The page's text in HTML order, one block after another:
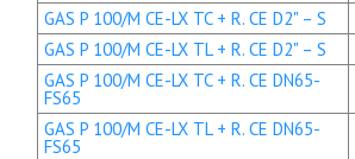
GAS P 100/M CE-LX TC + R. CE D2" – S
GAS P 100/M CE-LX TL + R. CE D2" – S
GAS P 100/M CE-LX TC + R. CE DN65-
FS65
GAS P 100/M CE-LX TL + R. CE DN65-
FS65